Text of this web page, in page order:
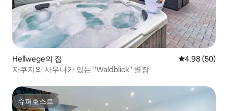
Hellwege의 집 평점 4.98점(5
4.98 (50)
자쿠지와 사우나가 있는 "Waldblick" 별장
슈퍼호스트
슈퍼호스트